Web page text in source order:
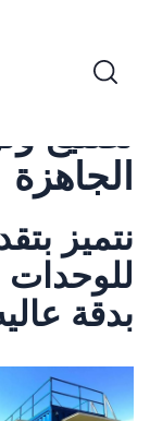
تصنيع
الجاهزة
نتميز
للوحدات
بدقة